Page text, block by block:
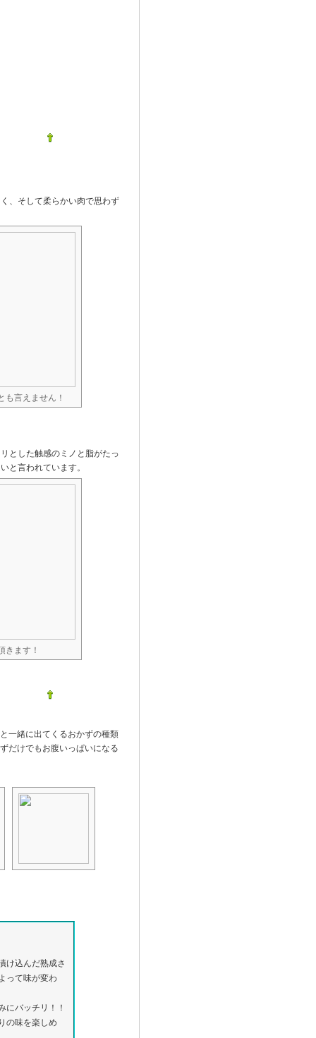
、そして柔らかい肉で思わず
も言えません！
とした触感のミノと脂がたっ
と言われています。
きます！
一緒に出てくるおかずの種類
だけでもお腹いっぱいになる
け込んだ熟成さ
って味が変わ
にバッチリ！！
の味を楽しめ